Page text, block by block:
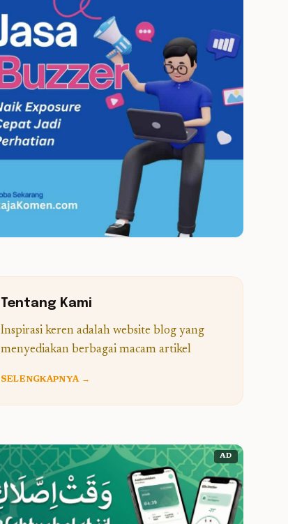
Tentang Kami
Inspirasi keren adalah website blog yang
menyediakan berbagai macam artikel
SELENGKAPNYA →
AD